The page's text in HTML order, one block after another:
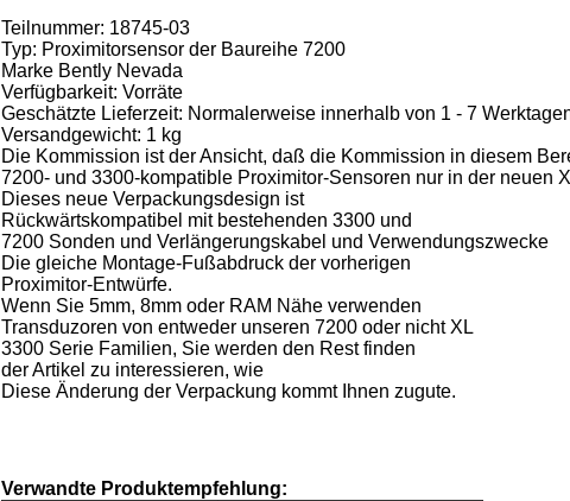
Teilnummer: 18745-03
Typ: Proximitorsensor der Baureihe 7200
Marke Bently Nevada
Verfügbarkeit: Vorräte
Geschätzte Lieferzeit: Normalerweise innerhalb von 1 - 7
Versandgewicht: 1 kg
Die Kommission ist der Ansicht, daß die Kommission in diesem
7200- und 3300-kompatible Proximitor-Sensoren nur in der neuen
Dieses neue Verpackungsdesign ist
Rückwärtskompatibel mit bestehenden 3300 und
7200 Sonden und Verlängerungskabel und Verwendungszwecke
Die gleiche Montage-Fußabdruck der vorherigen
Proximitor-Entwürfe.
Wenn Sie 5mm, 8mm oder RAM Nähe verwenden
Transduzoren von entweder unseren 7200 oder nicht XL
3300 Serie Familien, Sie werden den Rest finden
der Artikel zu interessieren, wie
Diese Änderung der Verpackung kommt Ihnen zugute.
Verwandte Produktempfehlung: